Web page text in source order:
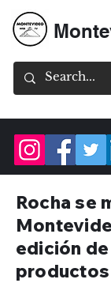
Rocha se
edición